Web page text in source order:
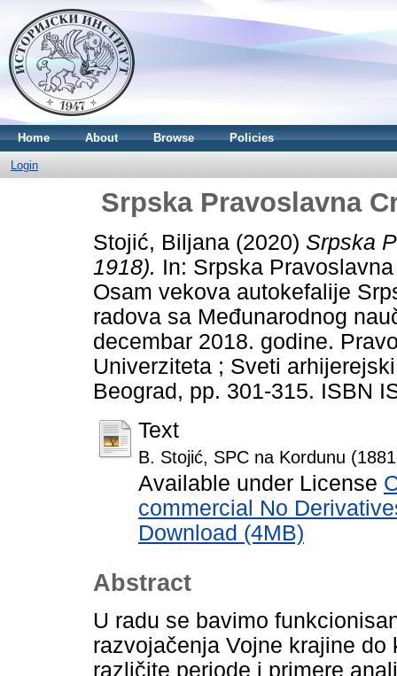
Home About Browse Policies
Login
Srpska Pravoslavna
Stojić, Biljana (2020) Srpska
1918). In: Srpska
Osam vekova autokefalije
radova sa Međunarodnog
decembar 2018. godine.
Univerziteta ; Sveti
Beograd, pp. 301-315. ISBN
Text
B. Stojić, SPC na Kordunu
Available under License
commercial No
Download (4MB)
Abstract
U radu se bavimo
razvojačenja Vojne krajine
različite periode i primere